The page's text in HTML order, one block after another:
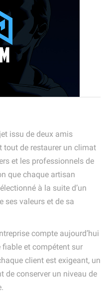
issu de deux amis
tout de restaurer un climat
et les professionnels de
que chaque artisan
à la suite d’un
ses valeurs et de sa
compte aujourd’hui
et compétent sur
client est exigeant, un
de conserver un niveau de